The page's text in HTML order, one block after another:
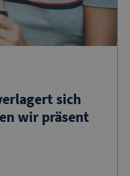
sich
wir präsent